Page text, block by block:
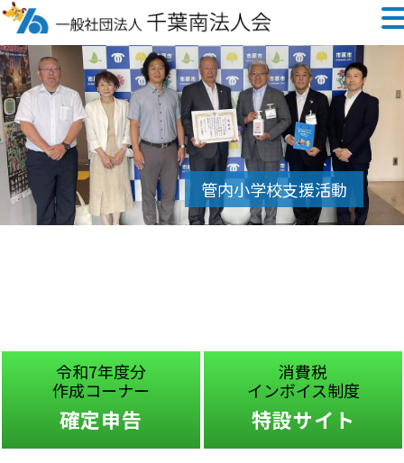
令和7年度分
作成コーナー
確定申告
消費税
インボイス制度
特設サイト